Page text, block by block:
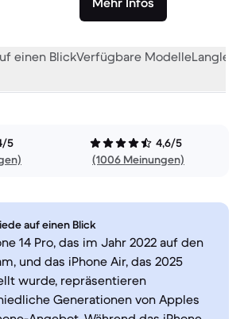
einen BlickVerfügbare Modelle
5
4,6/5
(1006 Meinungen)
auf einen Blick
14 Pro, das im Jahr 2022 auf den
und das iPhone Air, das 2025
wurde, repräsentieren
Generationen von Apples